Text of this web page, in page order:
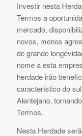
Investir nesta
Termos a
mercado,
novos, menos
de grande
nome a esta
herdade irão
característico do
Alentejano,
Termos.
Nesta Herdade